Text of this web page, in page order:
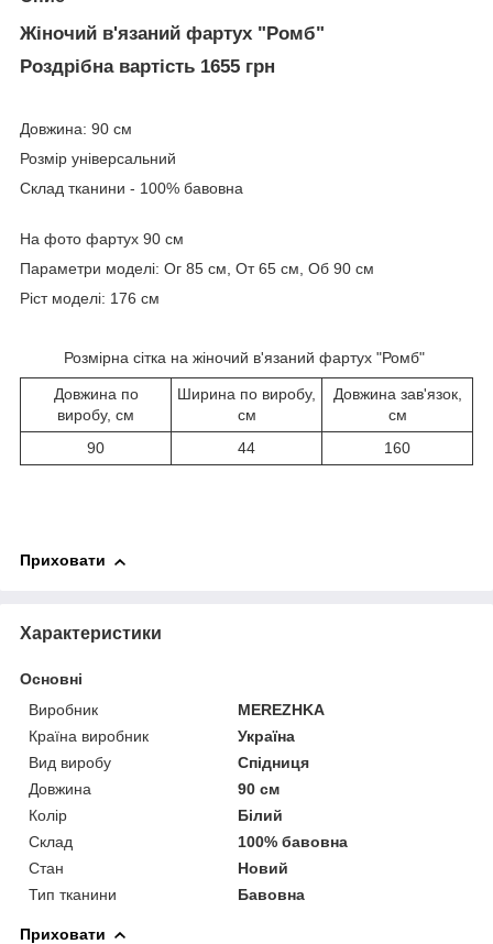
Жіночий в'язаний фартух "Ромб"
Роздрібна вартість 1655 грн
Довжина: 90 см
Розмір універсальний
Склад тканини - 100% бавовна
На фото фартух 90 см
Параметри моделі: Ог 85 см, От 65 см, Об 90 см
Ріст моделі: 176 см
Розмірна сітка на жіночий в'язаний фартух "Ромб"
Довжина по
виробу, см
Ширина по виробу,
см
Довжина зав'язок,
см
90
44 160
Приховати
Характеристики
Основні
Виробник
MEREZHKA
Країна виробник
Україна
Вид виробу
Спідниця
Довжина
90 см
Колір
Білий
Склад
100% бавовна
Стан
Новий
Тип тканини
Бавовна
Приховати